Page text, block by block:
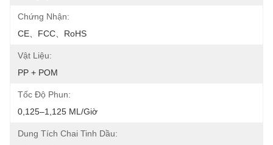
Chứng Nhận:
CE、FCC、RoHS
Vật Liệu:
PP + POM
Tốc Độ Phun:
0,125–1,125 ML/giờ
Dung Tích Chai Tinh Dầu: